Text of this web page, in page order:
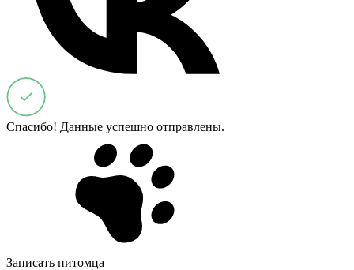
Спасибо! Данные успешно отправлены.
Записать питомца